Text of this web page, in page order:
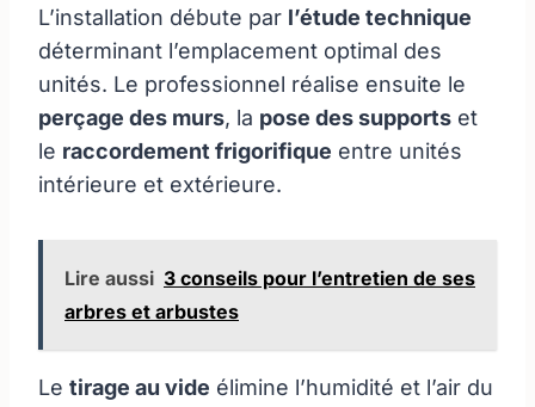
L’installation débute par l’étude technique
déterminant l’emplacement optimal des
unités. Le professionnel réalise ensuite le
perçage des murs, la pose des supports et
le raccordement frigorifique entre unités
intérieure et extérieure.
Lire aussi 3 conseils pour l’entretien de ses
arbres et arbustes
Le tirage au vide élimine l’humidité et l’air du